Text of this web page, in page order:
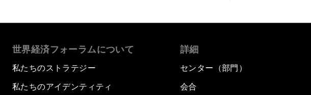
世界経済フォーラムについて
私たちのストラテジー
私たちのアイデンティティ
詳細
センター（部門）
会合